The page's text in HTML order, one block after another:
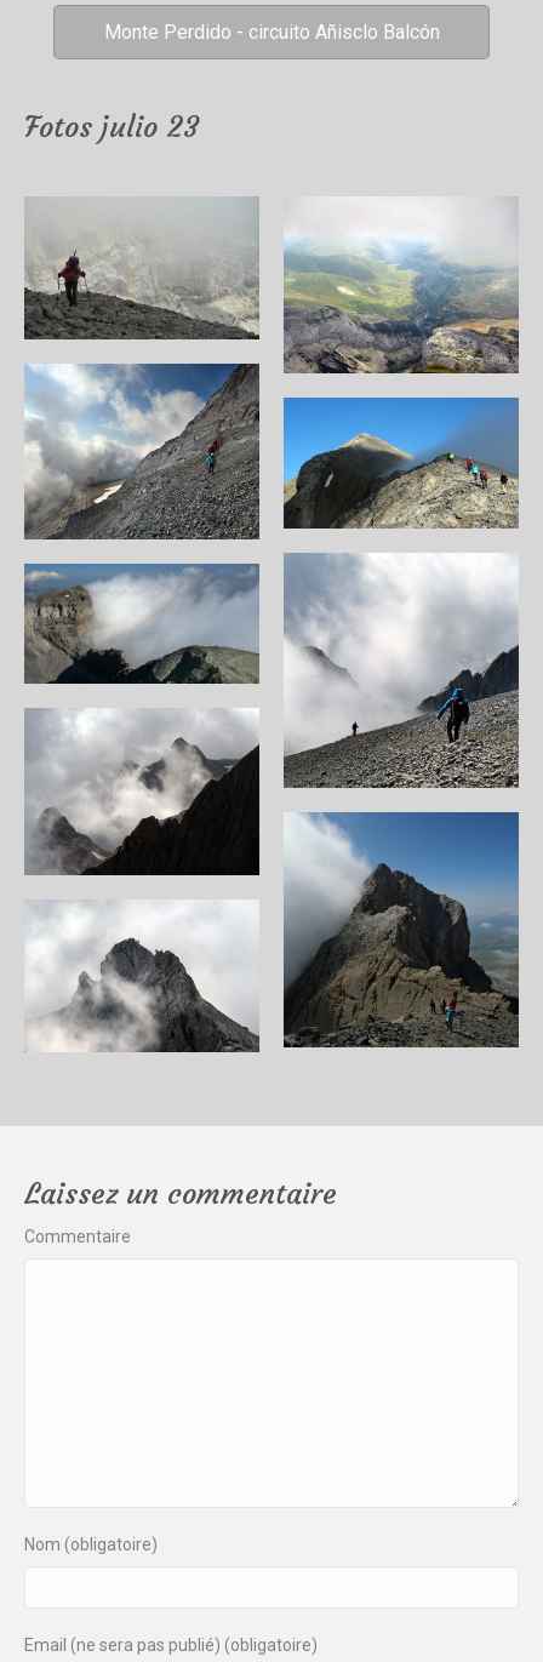
Monte Perdido - circuito Añisclo Balcón
Fotos julio 23
Laissez un commentaire
Commentaire
Nom (obligatoire)
Email (ne sera pas publié) (obligatoire)